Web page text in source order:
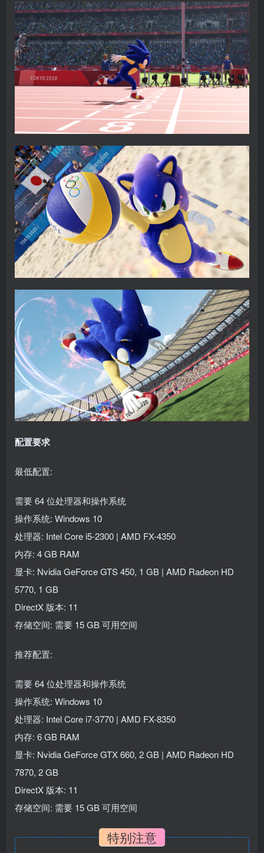
配置要求
最低配置:
需要 64 位处理器和操作系统
操作系统: Windows 10
处理器: Intel Core i5-2300 | AMD FX-4350
内存: 4 GB RAM
显卡: Nvidia GeForce GTS 450, 1 GB | AMD Radeon HD
5770, 1 GB
DirectX 版本: 11
存储空间: 需要 15 GB 可用空间
推荐配置:
需要 64 位处理器和操作系统
操作系统: Windows 10
处理器: Intel Core i7-3770 | AMD FX-8350
内存: 6 GB RAM
显卡: Nvidia GeForce GTX 660, 2 GB | AMD Radeon HD
7870, 2 GB
DirectX 版本: 11
存储空间: 需要 15 GB 可用空间
特别注意